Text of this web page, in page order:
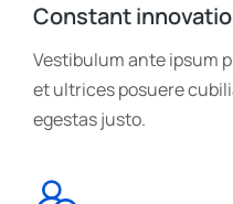
Constant
Vestibulum ante ipsum
et ultrices posuere
egestas justo.